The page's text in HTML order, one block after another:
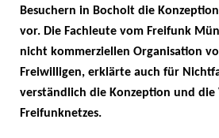
Besuchern in Bocholt die
vor. Die Fachleute vom Freifunk
nicht kommerziellen Organisation
Freiwilligen, erklärte auch für
verständlich die Konzeption und die
Freifunknetzes.